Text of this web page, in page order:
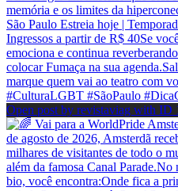
Open post by revistaviag with ID